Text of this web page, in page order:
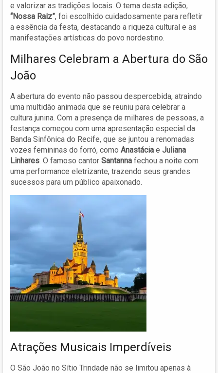
e valorizar as tradições locais. O tema desta edição,
“Nossa Raiz”, foi escolhido cuidadosamente para refletir
a essência da festa, destacando a riqueza cultural e as
manifestações artísticas do povo nordestino.
Milhares Celebram a Abertura do São
João
A abertura do evento não passou despercebida, atraindo
uma multidão animada que se reuniu para celebrar a
cultura junina. Com a presença de milhares de pessoas, a
festança começou com uma apresentação especial da
Banda Sinfônica do Recife, que se juntou a renomadas
vozes femininas do forró, como Anastácia e Juliana
Linhares. O famoso cantor Santanna fechou a noite com
uma performance eletrizante, trazendo seus grandes
sucessos para um público apaixonado.
Atrações Musicais Imperdíveis
O São João no Sítio Trindade não se limitou apenas à